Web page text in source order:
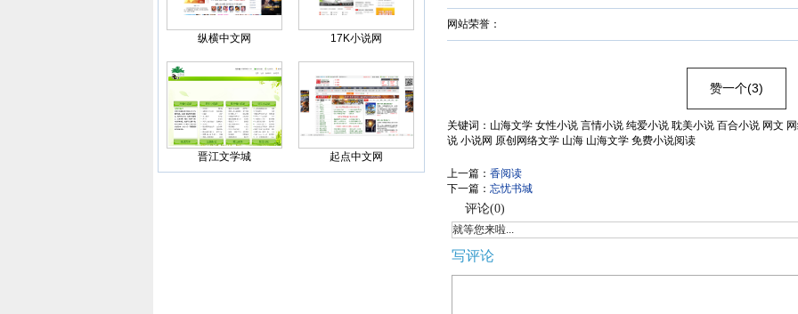
纵横中文网 17K小说网
晋江文学城 起点中文网
网站荣誉：
赞一个(3)
关键词：山海文学 女性小说 言情小说 纯爱小说 耽美小说 百合小说 网文
说 小说网 原创网络文学 山海 山海文学 免费小说阅读
上一篇： 香阅读
下一篇： 忘忧书城
评论(0)
就等您来啦...
写评论